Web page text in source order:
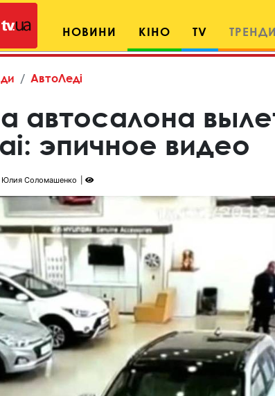
НОВИНИ КІНО TV ТРЕНДИ
АвтоЛеді
автосалона
эпичное видео
Юлия Соломашенко